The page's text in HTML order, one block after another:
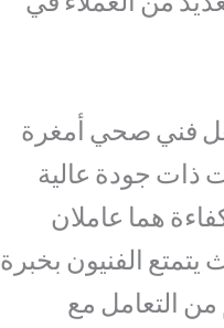
فني صحي أمغرة
ذات جودة عالية
هما عاملان
الفنيون بخبرة
من التعامل مع